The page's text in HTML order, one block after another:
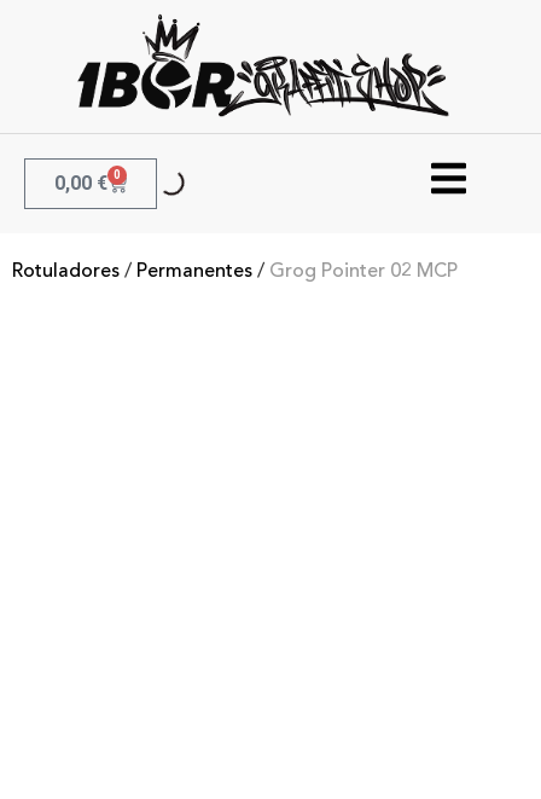
0,00 € 0
Rotuladores / Permanentes / Grog Pointer 02 MCP